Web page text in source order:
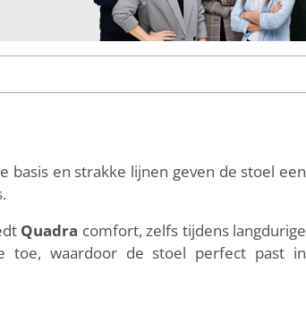
en strakke lijnen geven de stoel een
Quadra comfort, zelfs tijdens langdurige
toe, waardoor de stoel perfect past in